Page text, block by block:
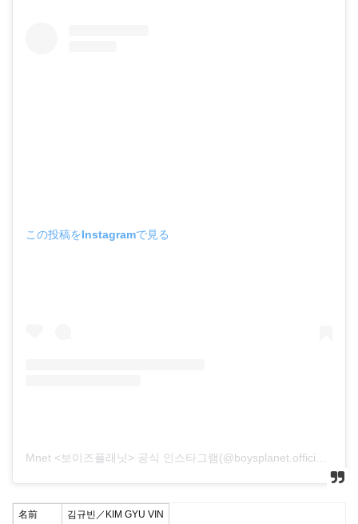
この投稿をInstagramで見る
名前
김규빈／KIM GYU VIN